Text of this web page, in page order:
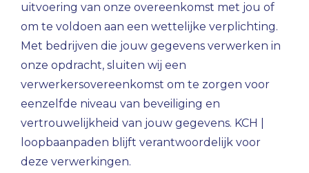
uitvoering van onze overeenkomst met jou of
om te voldoen aan een wettelijke verplichting.
Met bedrijven die jouw gegevens verwerken in
onze opdracht, sluiten wij een
verwerkersovereenkomst om te zorgen voor
eenzelfde niveau van beveiliging en
vertrouwelijkheid van jouw gegevens. KCH |
loopbaanpaden blijft verantwoordelijk voor
deze verwerkingen.